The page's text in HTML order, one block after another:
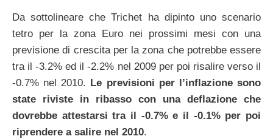
Da sottolineare che Trichet ha dipinto uno scenario
tetro per la zona Euro nei prossimi mesi con una
previsione di crescita per la zona che potrebbe essere
tra il -3.2% ed il -2.2% nel 2009 per poi risalire verso il
-0.7% nel 2010. Le previsioni per l’inflazione sono
state riviste in ribasso con una deflazione che
dovrebbe attestarsi tra il -0.7% e il -0.1% per poi
riprendere a salire nel 2010.